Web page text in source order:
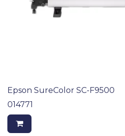
Epson SureColor SC-F9500
014771